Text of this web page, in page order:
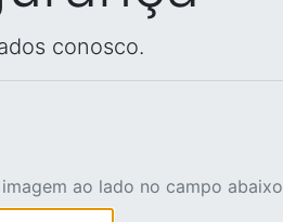
conosco.
ao lado no campo abaixo